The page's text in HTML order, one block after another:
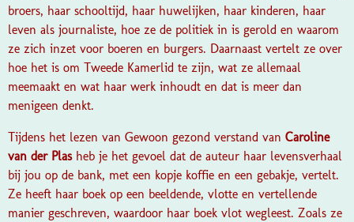
broers, haar schooltijd, haar huwelijken, haar kinderen, haar
leven als journaliste, hoe ze de politiek in is gerold en waarom
ze zich inzet voor boeren en burgers. Daarnaast vertelt ze over
hoe het is om Tweede Kamerlid te zijn, wat ze allemaal
meemaakt en wat haar werk inhoudt en dat is meer dan
menigeen denkt.
Tijdens het lezen van Gewoon gezond verstand van Caroline
van der Plas heb je het gevoel dat de auteur haar levensverhaal
bij jou op de bank, met een kopje koffie en een gebakje, vertelt.
Ze heeft haar boek op een beeldende, vlotte en vertellende
manier geschreven, waardoor haar boek vlot wegleest. Zoals ze